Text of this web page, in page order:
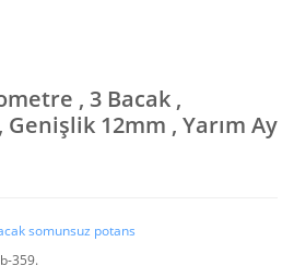
, 3 Bacak ,
12mm , Yarım Ay
somunsuz potans
359.